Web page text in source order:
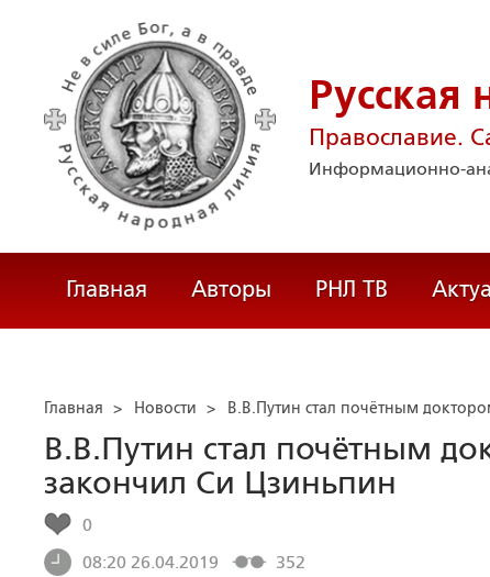
Русская
Православие.
Информационно-
Главная Авторы РНЛ ТВ
Главная > Новости > В.В.Путин стал почётным
В.В.Путин стал почётным
закончил Си Цзиньпин
0
08:20 26.04.2019
352